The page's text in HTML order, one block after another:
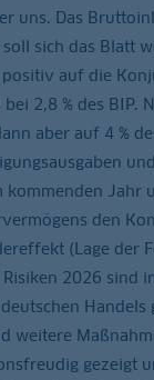
uns. Das
sich das Blatt
auf die
2,8 % des BIP.
aber auf 4 %
Jahr
den
(Lage der
2026 sind
Handels
weitere
gezeigt